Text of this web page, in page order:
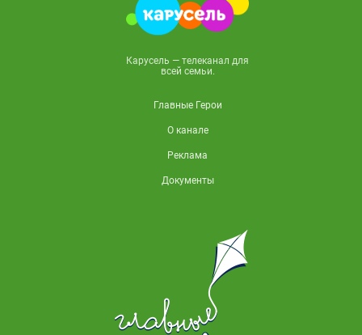
Карусель — телеканал для
всей семьи.
Главные Герои
О канале
Реклама
Документы